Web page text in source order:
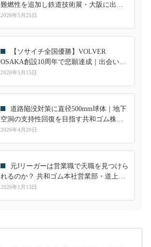
難燃性を追加し鉄道技術展・大阪に出展
します
2026年5月25日
【ソサイチ全国優勝】VOLVER
OSAKA創設10周年で悲願達成｜出会いが
繋いだ共和ゴムとのご縁
2026年5月15日
道路陥没対策に直径500mm球体｜地下
空洞の支持性回復を目指す共和ゴム株式
会社の新提案
2026年4月20日
元Jリーガーは営業職で天職を見つけら
れるのか？ 共和ゴム本社営業部・道上隼
人の一日に密着
2026年1月13日